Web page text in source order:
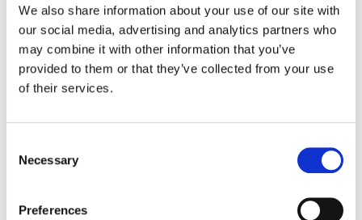
We also share information about your use of our site with
our social media, advertising and analytics partners who
may combine it with other information that you’ve
provided to them or that they’ve collected from your use
of their services.
Selection
Necessary
Preferences
Una salsa a vostro piacimento ,
io ho usato la Thai che amo ma
va benissimo la guacamole, la
messicana e tanto altro!